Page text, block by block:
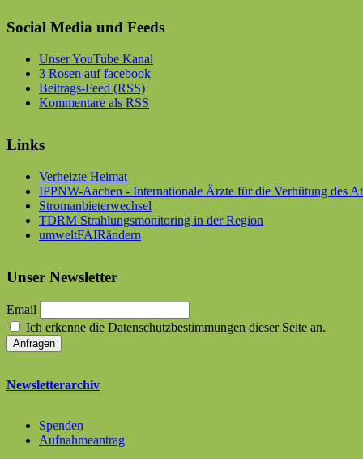
Social Media und Feeds
Unser YouTube Kanal
3 Rosen auf facebook
Beitrags-Feed (RSS)
Kommentare als RSS
Links
Verheizte Heimat
IPPNW-Aachen - Internationale Ärzte für die Verhütung des
Stromanbieterwechsel
TDRM Strahlungsmonitoring in der Region
umweltFAIRändern
Unser Newsletter
Email
Ich erkenne die Datenschutzbestimmungen dieser Seite an.
Newsletterarchiv
Spenden
Aufnahmeantrag